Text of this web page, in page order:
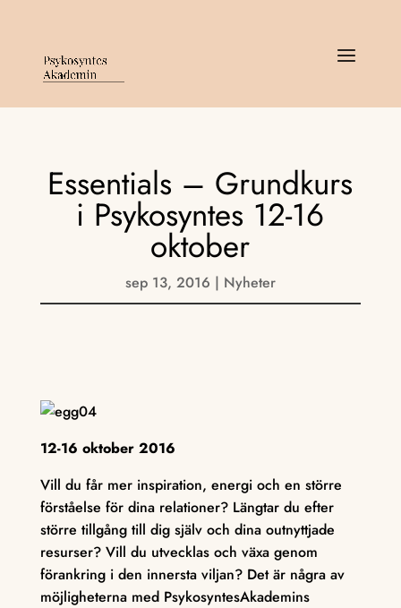
Essentials – Grundkurs
i Psykosyntes 12-16
oktober
sep 13, 2016 | Nyheter
12-16 oktober 2016
Vill du får mer inspiration, energi och en större
förståelse för dina relationer? Längtar du efter
större tillgång till dig själv och dina outnyttjade
resurser? Vill du utvecklas och växa genom
förankring i den innersta viljan? Det är några av
möjligheterna med PsykosyntesAkademins